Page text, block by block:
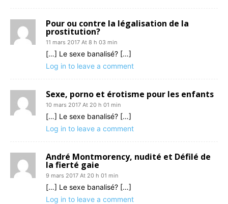
Pour ou contre la légalisation de la
prostitution?
11 mars 2017 At 8 h 03 min
[…] Le sexe banalisé? […]
Log in to leave a comment
Sexe, porno et érotisme pour les enfants
10 mars 2017 At 20 h 01 min
[…] Le sexe banalisé? […]
Log in to leave a comment
André Montmorency, nudité et Défilé de
la fierté gaie
9 mars 2017 At 20 h 01 min
[…] Le sexe banalisé? […]
Log in to leave a comment